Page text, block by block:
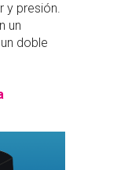
y presión.
un
doble